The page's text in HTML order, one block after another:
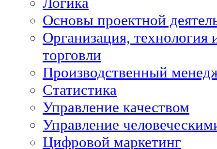
Основы проектной
Организация, технология
торговли
Производственный
Статистика
Управление качеством
Управление
Цифровой маркетинг